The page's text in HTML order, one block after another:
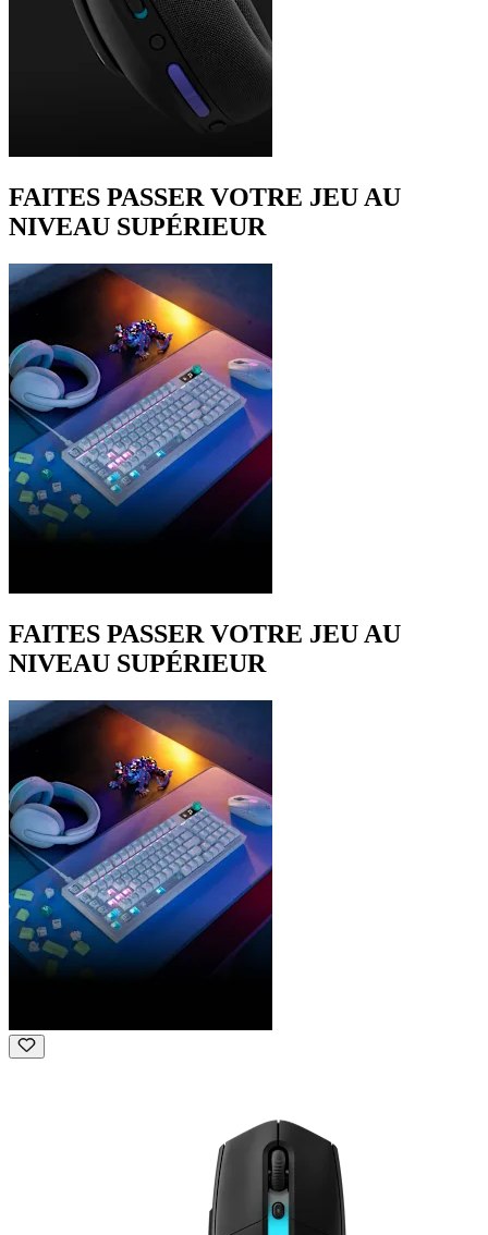
FAITES PASSER VOTRE JEU AU
NIVEAU SUPÉRIEUR
FAITES PASSER VOTRE JEU AU
NIVEAU SUPÉRIEUR